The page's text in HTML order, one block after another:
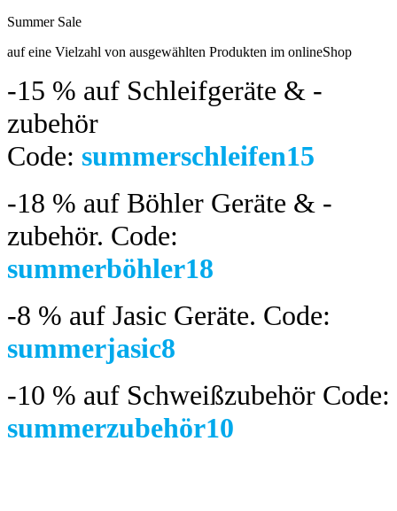
Summer Sale
auf eine Vielzahl von ausgewählten Produkten im onlineShop
-15 % auf Schleifgeräte & -
zubehör
Code: summerschleifen15
-18 % auf Böhler Geräte & -
zubehör. Code:
summerböhler18
-8 % auf Jasic Geräte. Code:
summerjasic8
-10 % auf Schweißzubehör Code:
summerzubehör10